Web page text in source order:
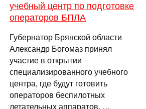
учебный центр по подготовке
операторов БПЛА
Губернатор Брянской области
Александр Богомаз принял
участие в открытии
специализированного учебного
центра, где будут готовить
операторов беспилотных
летательных аппаратов. …